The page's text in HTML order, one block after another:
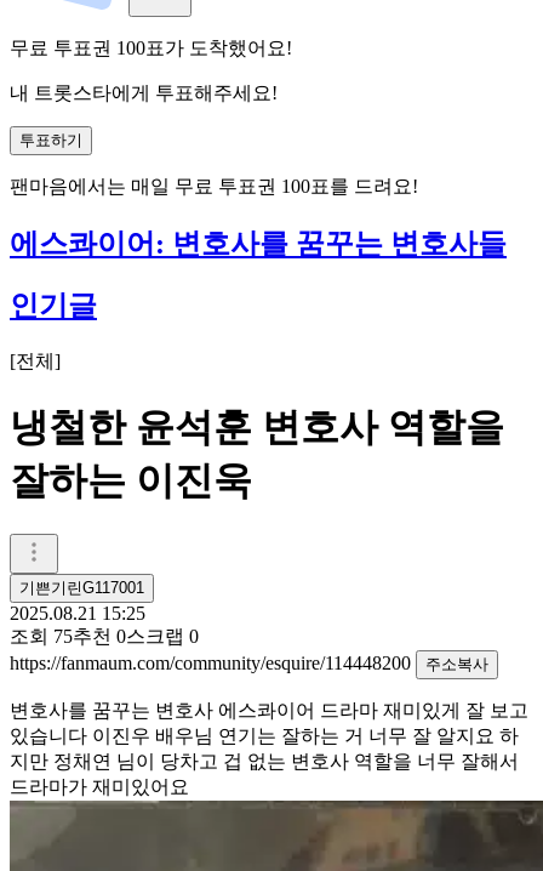
무료 투표권 100표가 도착했어요!
내 트롯스타에게 투표해주세요!
투표하기
팬마음에서는 매일 무료 투표권 100표를 드려요!
에스콰이어: 변호사를 꿈꾸는 변호사들
인기글
[전체 ]
냉철한 윤석훈 변호사 역할을
잘하는 이진욱
기쁜기린G117001
2025.08.21 15:25
조회 75추천 0스크랩 0
https://fanmaum.com/community/esquire/114448200
주소복사
변호사를 꿈꾸는 변호사 에스콰이어 드라마 재미있게 잘 보고
있습니다 이진우 배우님 연기는 잘하는 거 너무 잘 알지요 하
지만 정채연 님이 당차고 겁 없는 변호사 역할을 너무 잘해서
드라마가 재미있어요